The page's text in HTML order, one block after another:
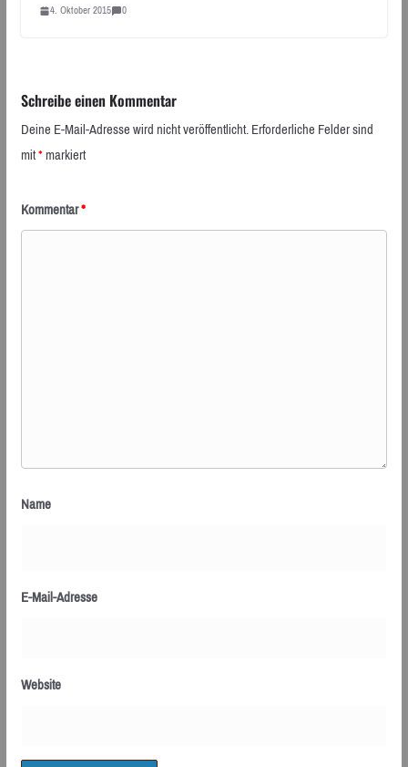
4. Oktober 2015 0
Schreibe einen Kommentar
Deine E-Mail-Adresse wird nicht veröffentlicht.Erforderliche Felder sind
mit*markiert
Kommentar*
Name
E-Mail-Adresse
Website